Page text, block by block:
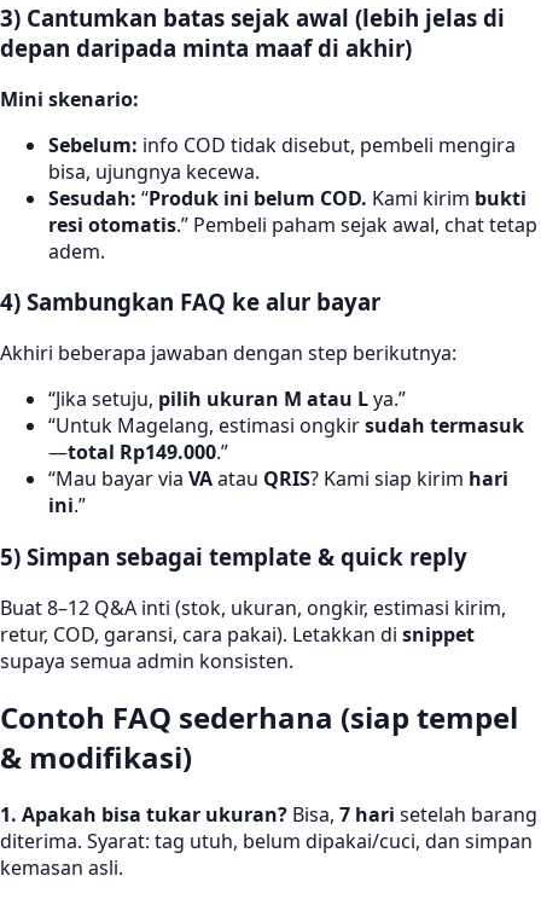
3) Cantumkan batas sejak awal (lebih jelas di
depan daripada minta maaf di akhir)
Mini skenario:
Sebelum: info COD tidak disebut, pembeli mengira
bisa, ujungnya kecewa.
Sesudah: “Produk ini belum COD. Kami kirim bukti
resi otomatis.” Pembeli paham sejak awal, chat tetap
adem.
4) Sambungkan FAQ ke alur bayar
Akhiri beberapa jawaban dengan step berikutnya:
“Jika setuju, pilih ukuran M atau Lya.”
“Untuk Magelang, estimasi ongkirsudah termasuk
—total Rp149.000.”
“Mau bayar via VAatau QRIS? Kami siap kirim hari
ini.”
5) Simpan sebagai template & quick reply
Buat 8–12 Q&A inti (stok, ukuran, ongkir, estimasi kirim,
retur, COD, garansi, cara pakai). Letakkan di snippet
supaya semua admin konsisten.
Contoh FAQ sederhana (siap tempel
& modifikasi)
1. Apakah bisa tukar ukuran? Bisa, 7 hari setelah barang
diterima. Syarat: tag utuh, belum dipakai/cuci, dan simpan
kemasan asli.